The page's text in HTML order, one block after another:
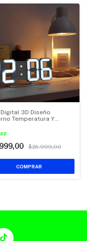
3D Diseño
Temperatura Y
$26.999,00